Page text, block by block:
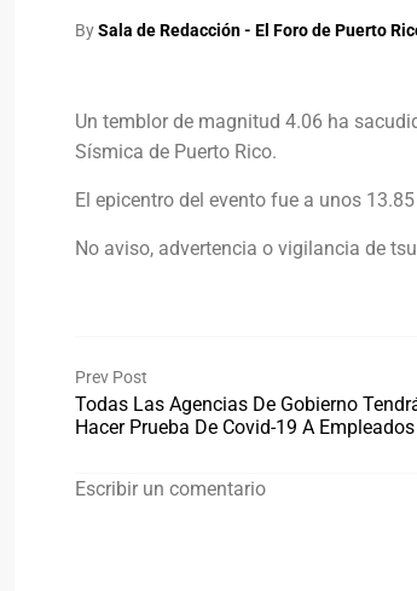
BySala de Redacción - El Foro de Puerto
Un temblor de magnitud 4.06 ha
Sísmica de Puerto Rico.
El epicentro del evento fue a unos
No aviso, advertencia o vigilancia de
Prev Post
Todas Las Agencias De Gobierno
Hacer Prueba De Covid-19 A Empleados
Escribir un comentario